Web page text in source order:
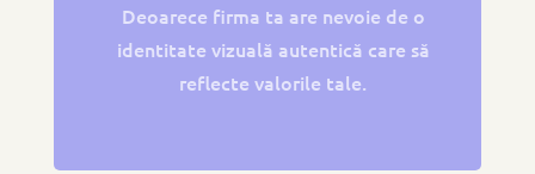
Deoarece firma ta are nevoie de o
identitate vizuală autentică care să
reflecte valorile tale.